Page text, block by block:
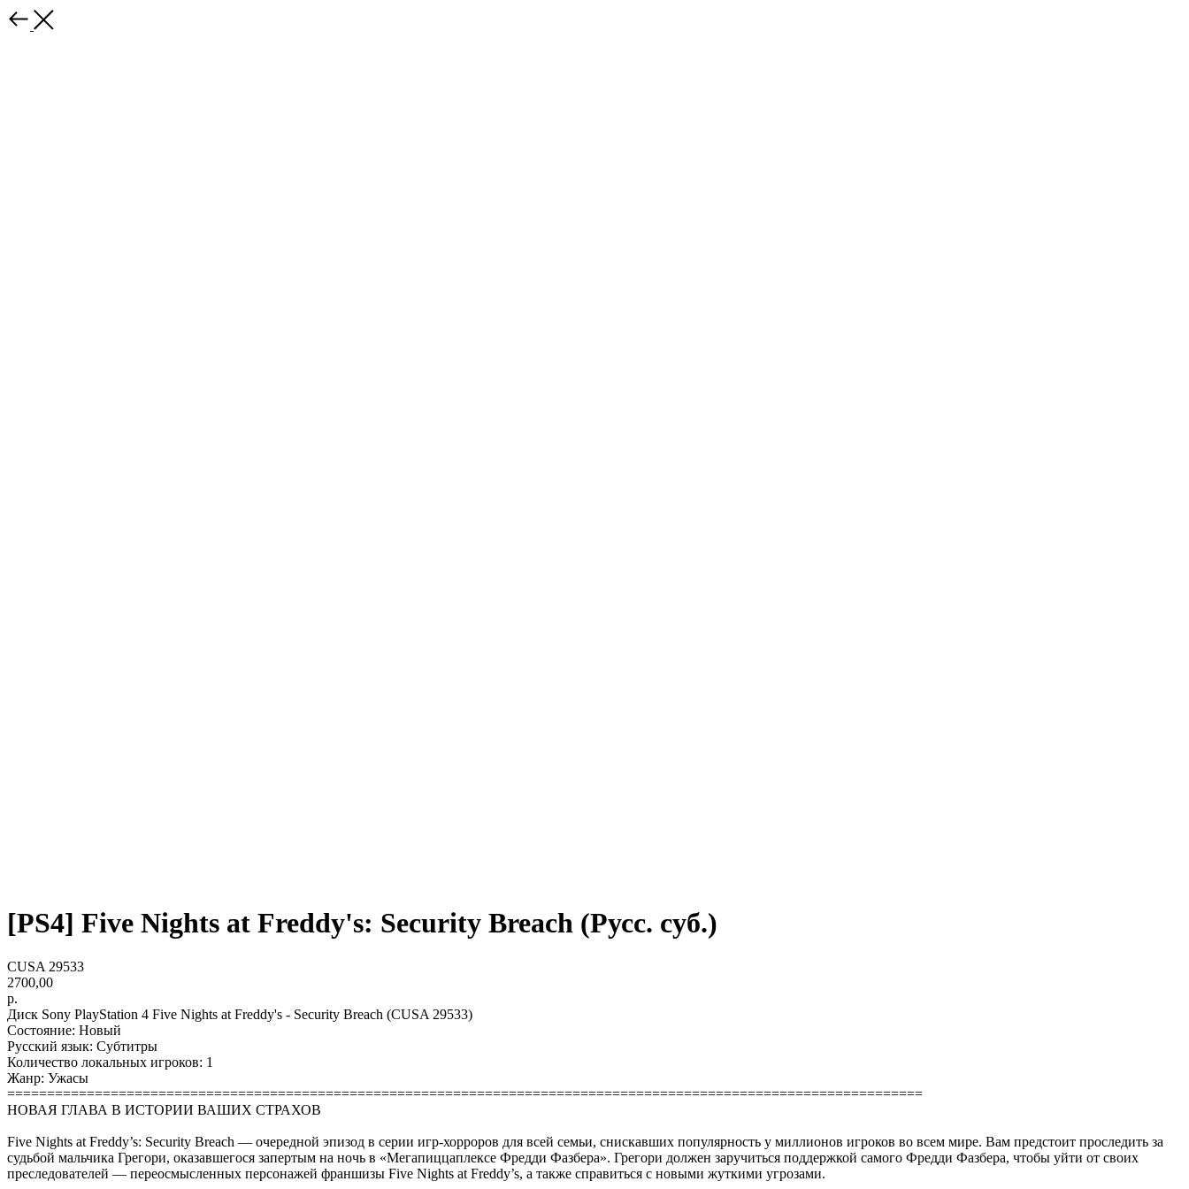
[PS4] Five Nights at Freddy's: Security Breach (Русс. суб.)
CUSA 29533
2700,00
р.
Диск Sony PlayStation 4 Five Nights at Freddy's - Security Breach (CUSA 29533)
Состояние: Новый
Русский язык: Субтитры
Количество локальных игроков: 1
Жанр: Ужасы
===================================================================================================================
НОВАЯ ГЛАВА В ИСТОРИИ ВАШИХ СТРАХОВ
Five Nights at Freddy’s: Security Breach — очередной эпизод в серии игр-хорроров для всей семьи, снискавших популярность у миллионов игроков во всем мире. Вам предстоит проследить за
судьбой мальчика Грегори, оказавшегося запертым на ночь в «Мегапиццаплексе Фредди Фазбера». Грегори должен заручиться поддержкой самого Фредди Фазбера, чтобы уйти от своих
преследователей — переосмысленных персонажей франшизы Five Nights at Freddy’s, а также справиться с новыми жуткими угрозами.